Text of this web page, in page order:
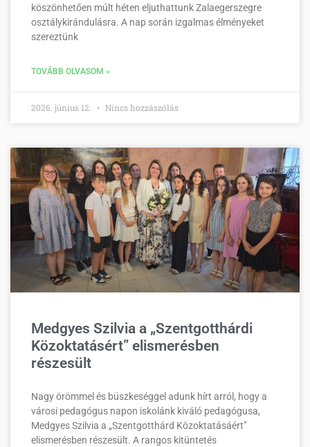
köszönhetően múlt héten eljuthattunk Zalaegerszegre
osztálykirándulásra. A nap során izgalmas élményeket
szereztünk
TOVÁBB OLVASOM »
2026. június 12. Nincs hozzászólás
Medgyes Szilvia a „Szentgotthárdi
Közoktatásért” elismerésben
részesült
Nagy örömmel és büszkeséggel adunk hírt arról, hogy a
városi pedagógus napon iskolánk kiváló pedagógusa,
Medgyes Szilvia a „Szentgotthárd Közoktatásáért”
elismerésben részesült. A rangos kitüntetés